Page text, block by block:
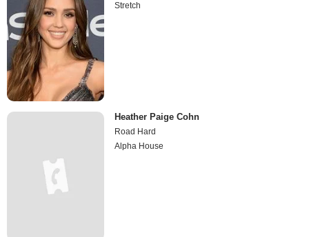
Stretch
Heather Paige Cohn
Road Hard
Alpha House